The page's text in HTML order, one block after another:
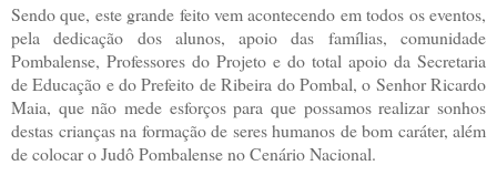
Sendo que, este grande feito vem acontecendo em todos os eventos,
pela dedicação dos alunos, apoio das famílias, comunidade
Pombalense, Professores do Projeto e do total apoio da Secretaria
de Educação e do Prefeito de Ribeira do Pombal, o Senhor Ricardo
Maia, que não mede esforços para que possamos realizar sonhos
destas crianças na formação de seres humanos de bom caráter, além
de colocar o Judô Pombalense no Cenário Nacional.